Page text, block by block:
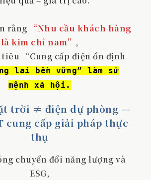
rằng
“Nhu cầu khách hàng
là kim chỉ nam” ,
tiêu “Cung cấp điện ổn định
lai bền vững” làm sứ
mệnh xã hội.
trời ≠ điện dự phòng —
cung cấp giải pháp thực
thụ
chuyển đổi năng lượng và
ESG,